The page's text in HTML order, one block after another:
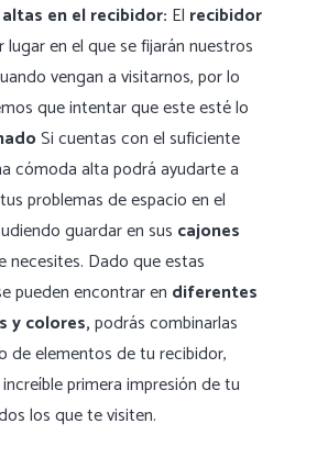
en el recibidor: El recibidor
lugar en el que se fijarán nuestros
vengan a visitarnos, por lo
que intentar que este esté lo
Si cuentas con el suficiente
cómoda alta podrá ayudarte a
problemas de espacio en el
guardar en sus cajones
necesites. Dado que estas
pueden encontrar en diferentes
y colores,podrás combinarlas
de elementos de tu recibidor,
primera impresión de tu
los que te visiten.